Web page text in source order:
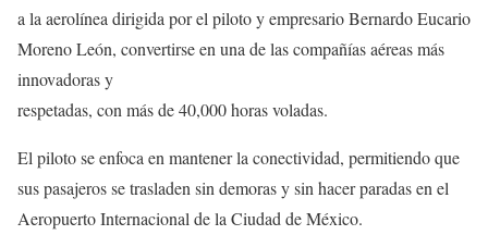
a la aerolínea dirigida por el piloto y empresario Bernardo Eucario
Moreno León, convertirse en una de las compañías aéreas más
innovadoras y
respetadas, con más de 40,000 horas voladas.
El piloto se enfoca en mantener la conectividad, permitiendo que
sus pasajeros se trasladen sin demoras y sin hacer paradas en el
Aeropuerto Internacional de la Ciudad de México.